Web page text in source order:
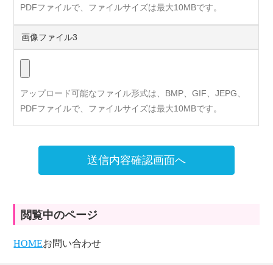
PDFファイルで、ファイルサイズは最大10MBです。
画像ファイル3
アップロード可能なファイル形式は、BMP、GIF、JEPG、
PDFファイルで、ファイルサイズは最大10MBです。
送信内容確認画面へ
閲覧中のページ
HOMEお問い合わせ